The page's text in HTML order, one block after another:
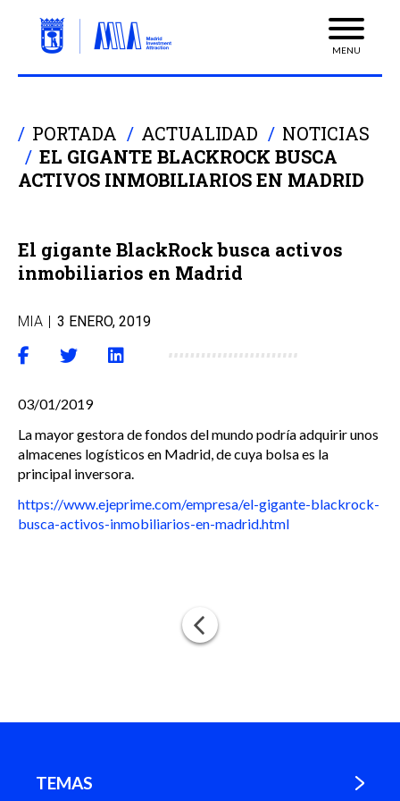
MENU
PORTADA ACTUALIDAD
NOTICIAS
EL GIGANTE BLACKROCK BUSCA
ACTIVOS INMOBILIARIOS EN MADRID
El gigante BlackRock busca activos
inmobiliarios en Madrid
MIA | 3 ENERO, 2019
03/01/2019
La mayor gestora de fondos del mundo podría adquirir unos
almacenes logísticos en Madrid, de cuya bolsa es la
principal inversora.
https://www.ejeprime.com/empresa/el-gigante-blackrock-
busca-activos-inmobiliarios-en-madrid.html
TEMAS